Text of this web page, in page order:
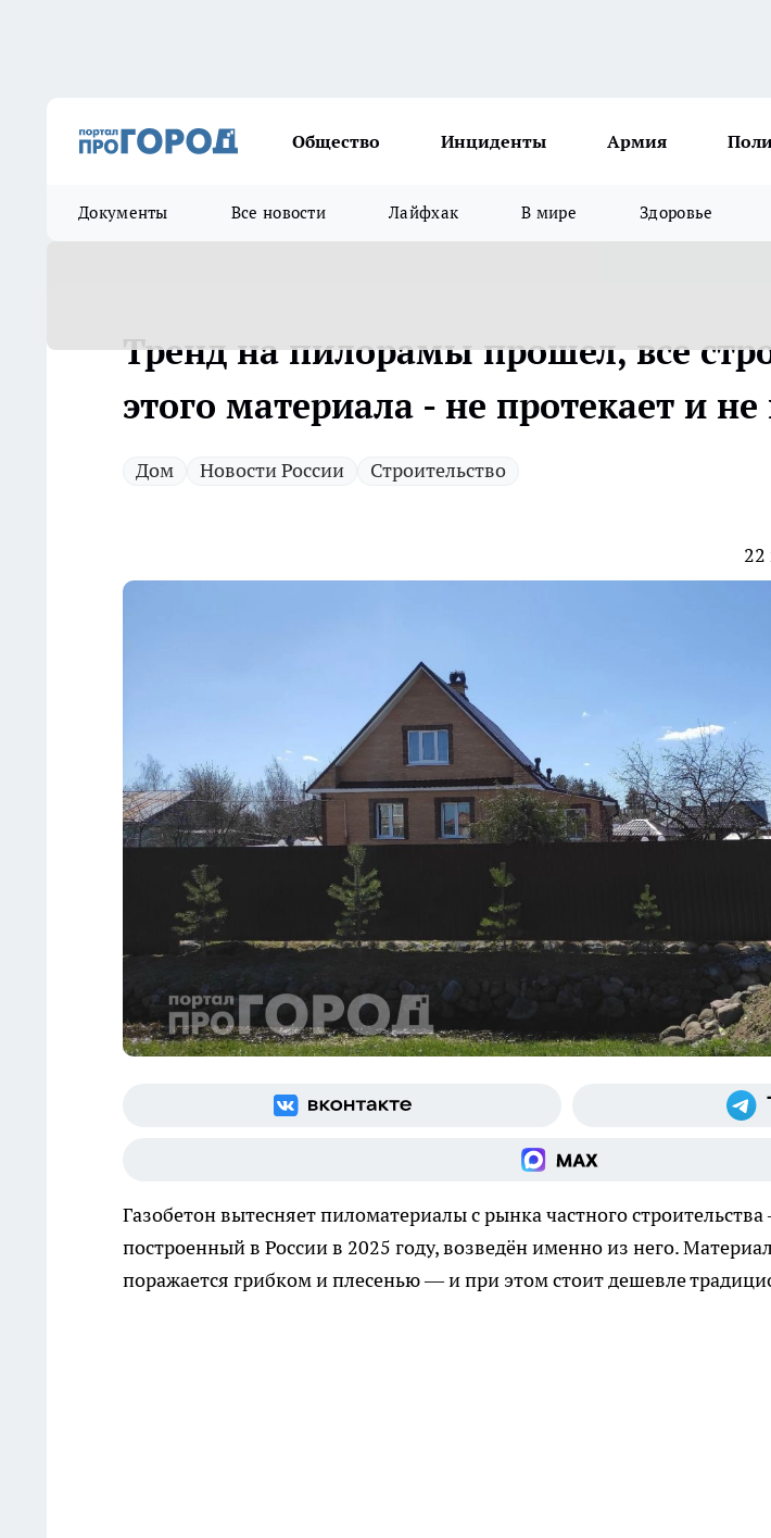
Общество Инциденты Армия
Документы Все новости Лайфхак В мире Здоровье
Тренд на пилорамы прошел, все
этого материала - не протекает и не
Дом Новости России Строительство
22
Газобетон вытесняет пиломатериалы с рынка частного
построенный в России в 2025 году, возведён именно из него.
поражается грибком и плесенью — и при этом стоит дешевле